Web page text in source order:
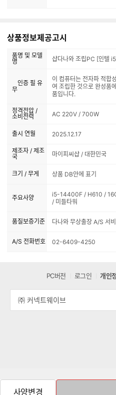
상품정보제공고시
품명 및 모델
명
샵다나와 조립PC [인
인증 필 유
무
이 컴퓨터는 전자파 적합
여 조립한 것으로 완성품
품입니다.
정격전압 /
소비전력
AC 220V / 700W
출시 연월 2025.12.17
제조자 / 제조
국
마이피씨샵 / 대한민국
크기 / 무게 상품 DB안에 표기
주요사양
i5-14400F / H610 /
/ 미들타워
품질보증기준 다나와 무상출장 A/S 서
A/S 전화번호 02-6409-4250
사양변경
PC버전 로그인 개인
㈜ 커넥트웨이브